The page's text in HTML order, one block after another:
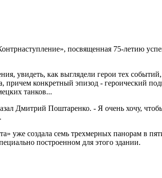
посвященная 75-летию
увидеть, как выглядели герои тех
причем конкретный эпизод - героический
танков...
Дмитрий Поштаренко. - Я очень хочу,
уже создала семь трехмерных панорам в
построенном для этого здании.